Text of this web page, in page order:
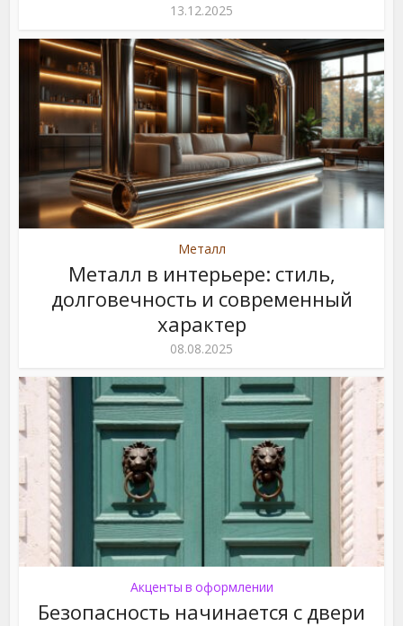
13.12.2025
Металл
Металл в интерьере: стиль,
долговечность и современный
характер
08.08.2025
Акценты в оформлении
Безопасность начинается с двери